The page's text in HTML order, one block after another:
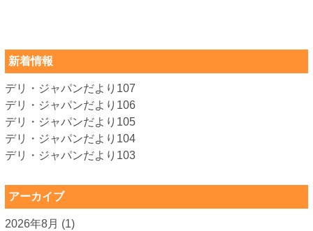
新着情報
デリ・ジャパンだより107
デリ・ジャパンだより106
デリ・ジャパンだより105
デリ・ジャパンだより104
デリ・ジャパンだより103
アーカイブ
2026年8月 (1)